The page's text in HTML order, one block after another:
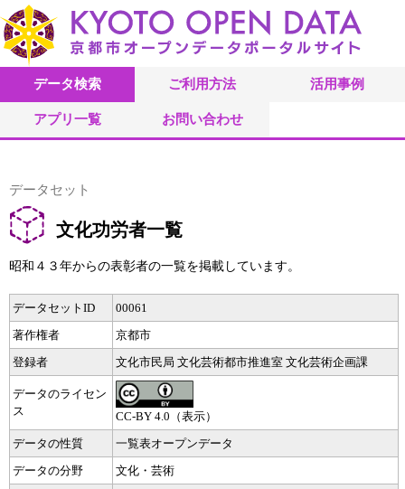
データ検索 ご利用方法 活用事例
アプリ一覧 お問い合わせ
データセット
文化功労者一覧
昭和４３年からの表彰者の一覧を掲載しています。
データセットID
00061
著作権者
京都市
登録者
文化市民局 文化芸術都市推進室 文化芸術企画課
データのライセン
ス
CC-BY 4.0（表示）
データの性質
一覧表オープンデータ
データの分野
文化・芸術